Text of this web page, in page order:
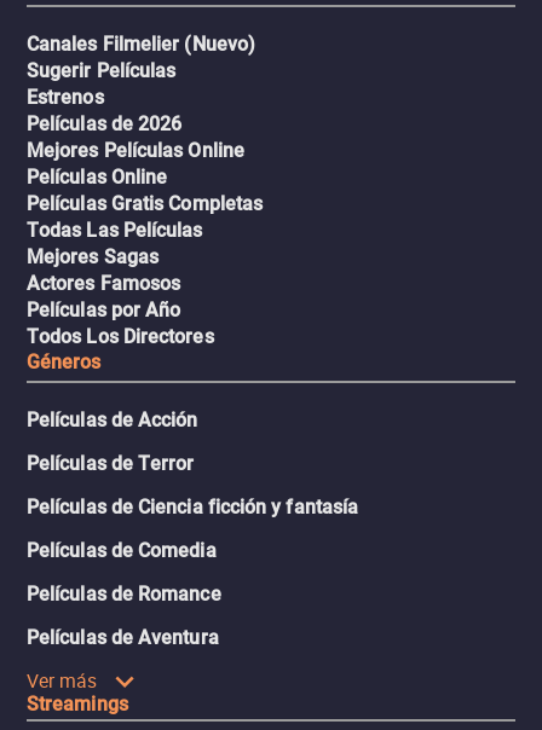
Canales Filmelier (Nuevo)
Sugerir Películas
Estrenos
Películas de 2026
Mejores Películas Online
Películas Online
Películas Gratis Completas
Todas Las Películas
Mejores Sagas
Actores Famosos
Películas por Año
Todos Los Directores
Géneros
Películas de Acción
Películas de Terror
Películas de Ciencia ficción y fantasía
Películas de Comedia
Películas de Romance
Películas de Aventura
Ver más
Streamings